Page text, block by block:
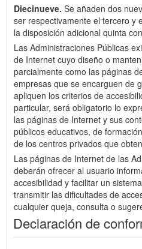
Diecinueve. Se añaden dos
ser respectivamente el tercero y
la disposición adicional quinta
Las Administraciones Públicas
de Internet cuyo diseño o
parcialmente como las páginas
empresas que se encarguen de
apliquen los criterios de
particular, será obligatorio lo
las páginas de Internet y sus
públicos educativos, de
de los centros privados que
Las páginas de Internet de las
deberán ofrecer al usuario
accesibilidad y facilitar un
transmitir las dificultades de
cualquier queja, consulta o
Declaración de